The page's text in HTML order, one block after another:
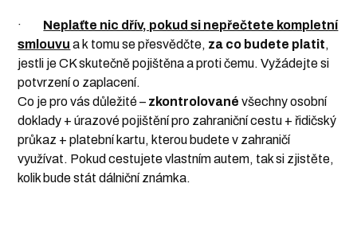
· Neplaťte nic dřív, pokud si nepřečtete kompletní
smlouvu a k tomu se přesvědčte, za co budete platit,
jestli je CK skutečně pojištěna a proti čemu. Vyžádejte si
potvrzení o zaplacení.
Co je pro vás důležité – zkontrolované všechny osobní
doklady + úrazové pojištění pro zahraniční cestu + řidičský
průkaz + platební kartu, kterou budete v zahraničí
využívat. Pokud cestujete vlastním autem, tak si zjistěte,
kolik bude stát dálniční známka.